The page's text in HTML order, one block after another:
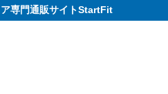
専門通販サイトStartFit